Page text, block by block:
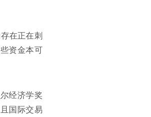
在正在刺
资金本可
经济学奖
国际交易